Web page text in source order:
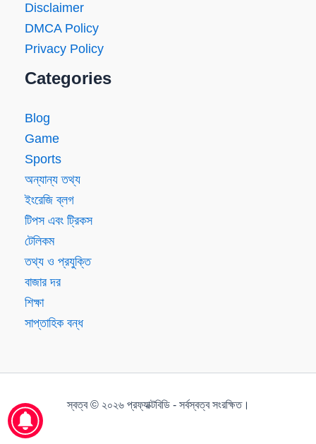
Disclaimer
DMCA Policy
Privacy Policy
Categories
Blog
Game
Sports
অন্যান্য তথ্য
ইংরেজি ব্লগ
টিপস এবং ট্রিকস
টেলিকম
তথ্য ও প্রযুক্তি
বাজার দর
শিক্ষা
সাপ্তাহিক বন্ধ
স্বত্ব © ২০২৬ প্রফ্যাক্টবিডি - সর্বস্বত্ব সংরক্ষিত।